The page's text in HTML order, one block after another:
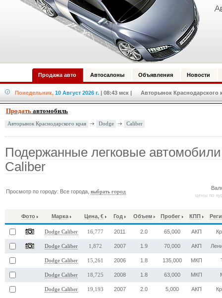
Продажа авто Автосалоны Объявления Новости
Понедельник, 10 Август 2026 г. | 08:43 мск | Авторынок Краснодарского
Продать автомобиль
Авторынок Краснодарского края Dodge Caliber
Подержанные легковые
Caliber
Просмотр по городу: Все города,выбрать город
цены по
Фото Марка Цена, € Год Объем Пробег КПП
Dodge Caliber 16,777 2011 2.0 65,000 АКП
Dodge Caliber 1,872 2007 1.9 70,000 АКП
Dodge Caliber 15,261 2006 1.8 135,000 МКП
Dodge Caliber 18,725 2008 1.8 63,000 МКП
Dodge Caliber 19,193 2007 2.0 5,000 АКП